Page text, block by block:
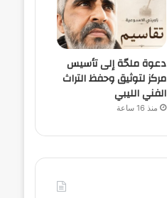
دعوة ملحّة إلى تأسيس
مركز لتوثيق وحفظ التراث
الفني الليبي
منذ 16 ساعة